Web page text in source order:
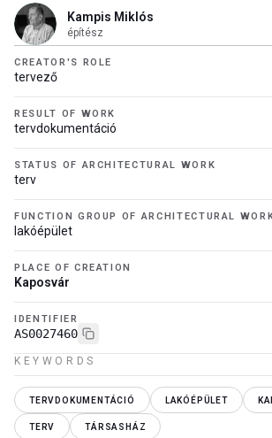
Kampis Miklós
építész
CREATOR'S ROLE
tervező
RESULT OF WORK
tervdokumentáció
STATUS OF ARCHITECTURAL WORK
terv
FUNCTION GROUP OF ARCHITECTURAL
lakóépület
PLACE OF CREATION
Kaposvár
IDENTIFIER
AS0027460
KEYWORDS
TERVDOKUMENTÁCIÓ LAKÓÉPÜLET
TERV TÁRSASHÁZ